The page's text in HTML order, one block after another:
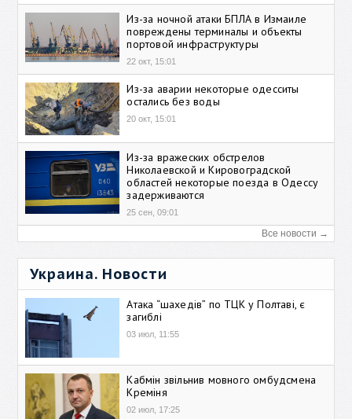
Из-за ночной атаки БПЛА в Измаиле
повреждены терминалы и объекты
портовой инфраструктуры
22 окт, 15:01
Из-за аварии некоторые одесситы
остались без воды
20 окт, 15:01
Из-за вражеских обстрелов
Николаевской и Кировоградской
областей некоторые поезда в Одессу
задерживаются
25 сен, 09:01
Все новости →
Украина. Новости
Атака “шахедів” по ТЦК у Полтаві, є
загиблі
03 июл, 11:55
Кабмін звільнив мовного омбудсмена
Креміня
02 июл, 17:25